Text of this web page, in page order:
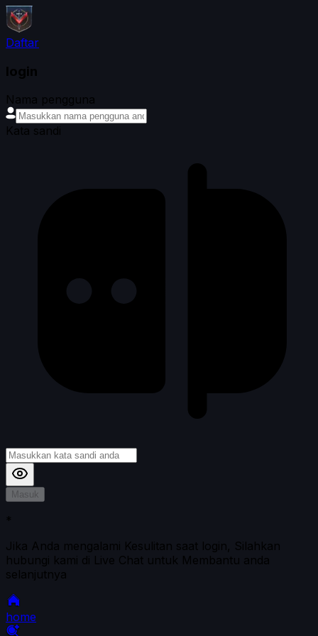
Daftar
login
Nama pengguna
Kata sandi
Masuk
*
Jika Anda mengalami Kesulitan saat login, Silahkan
hubungi kami di Live Chat untuk Membantu anda
selanjutnya
home